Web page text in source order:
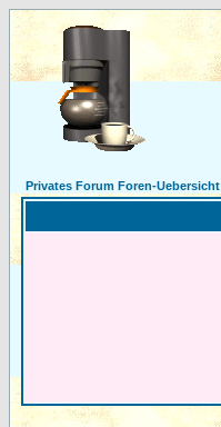
Privates Forum Foren-Uebersicht